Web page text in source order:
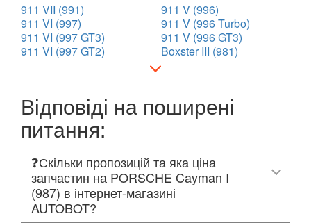
911 VII (991)
911 VI (997)
911 VI (997 GT3)
911 VI (997 GT2)
911 V (996)
911 V (996 Turbo)
911 V (996 GT3)
Boxster III (981)
Відповіді на поширені
питання:
❓Скільки пропозицій та яка ціна
запчастин на PORSCHE Cayman I
(987) в інтернет-магазині
AUTOBOT?